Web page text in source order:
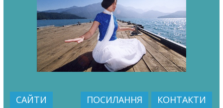
САЙТИ ПОСИЛАННЯ КОНТАКТИ